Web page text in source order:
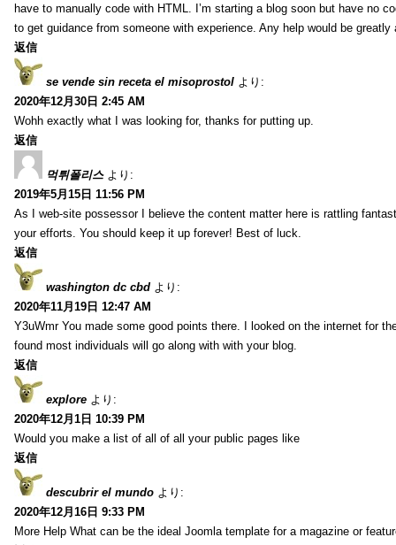
have to manually code with HTML. I’m starting a blog soon but have no
to get guidance from someone with experience. Any help would be greatly
返信
se vende sin receta el misoprostol より:
2020年12月30日 2:45 AM
Wohh exactly what I was looking for, thanks for putting up.
返信
먹튀폴리스 より:
2019年5月15日 11:56 PM
As I web-site possessor I believe the content matter here is rattling
your efforts. You should keep it up forever! Best of luck.
返信
washington dc cbd より:
2020年11月19日 12:47 AM
Y3uWmr You made some good points there. I looked on the internet for
found most individuals will go along with with your blog.
返信
explore より:
2020年12月1日 10:39 PM
Would you make a list of all of all your public pages like
返信
descubrir el mundo より:
2020年12月16日 9:33 PM
More Help What can be the ideal Joomla template for a magazine or